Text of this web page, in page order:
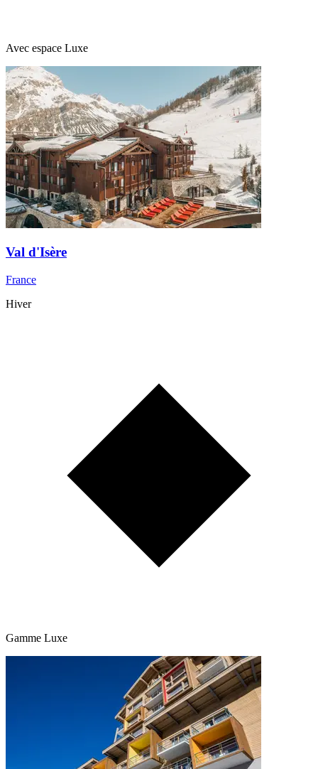
Avec espace Luxe
Val d'Isère
France
Hiver
Gamme Luxe